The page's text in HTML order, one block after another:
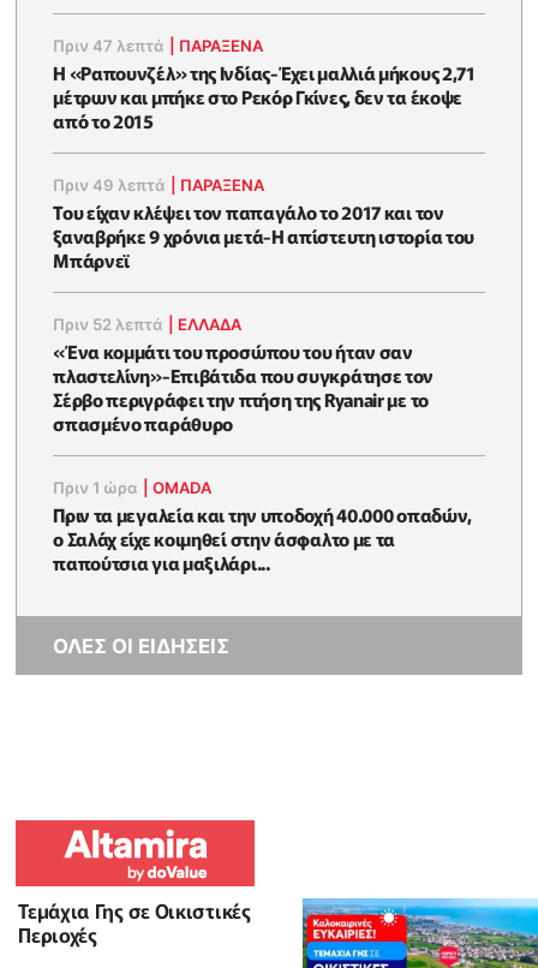
Πριν 47 λεπτά ΠΑΡΑΞΕΝΑ
Η «Ραπουνζέλ» της Ινδίας-Έχει μαλλιά μήκους 2,71
μέτρων και μπήκε στο Ρεκόρ Γκίνες, δεν τα έκοψε
από το 2015
Πριν 49 λεπτά ΠΑΡΑΞΕΝΑ
Του είχαν κλέψει τον παπαγάλο το 2017 και τον
ξαναβρήκε 9 χρόνια μετά-Η απίστευτη ιστορία του
Μπάρνεϊ
Πριν 52 λεπτά ΕΛΛΑΔΑ
«Ένα κομμάτι του προσώπου του ήταν σαν
πλαστελίνη»-Επιβάτιδα που συγκράτησε τον
Σέρβο περιγράφει την πτήση της Ryanair με το
σπασμένο παράθυρο
Πριν 1 ώρα |OMADA
Πριν τα μεγαλεία και την υποδοχή 40.000 οπαδών,
ο Σαλάχ είχε κοιμηθεί στην άσφαλτο με τα
παπούτσια για μαξιλάρι...
ΟΛΕΣ ΟΙ ΕΙΔΗΣΕΙΣ
Τεμάχια Γης σε Οικιστικές
Περιοχές